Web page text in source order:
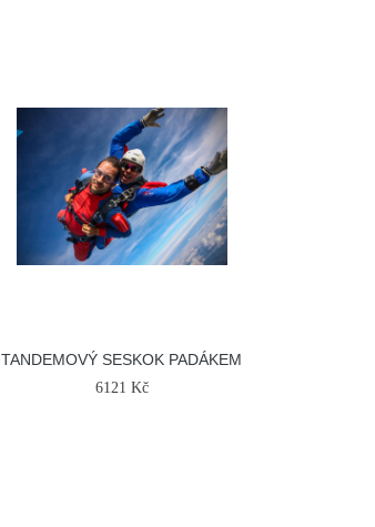
TANDEMOVÝ SESKOK PADÁKEM
6121 Kč